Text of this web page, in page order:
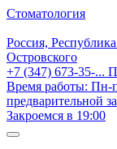
Стоматология
Россия,
Островского
+7 (347) 673-35-...
Время работы: Пн-
предварительной
Закроемся в 19:00